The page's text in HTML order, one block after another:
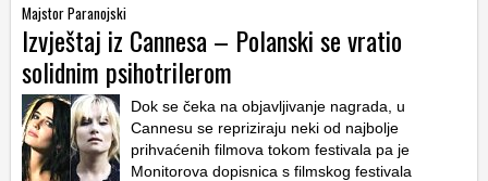
Majstor Paranojski
Izvještaj iz Cannesa – Polanski se vratio
solidnim psihotrilerom
Dok se čeka na objavljivanje nagrada, u
Cannesu se repriziraju neki od najbolje
prihvaćenih filmova tokom festivala pa je
Monitorova dopisnica s filmskog festivala